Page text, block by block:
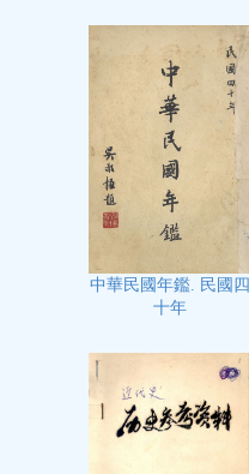
中華民國年鑑. 民國四
十年